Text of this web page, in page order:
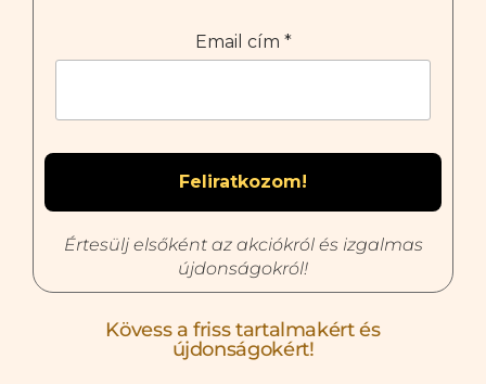
Email cím *
Értesülj elsőként az akciókról és izgalmas
újdonságokról!
Kövess a friss tartalmakért és
újdonságokért!